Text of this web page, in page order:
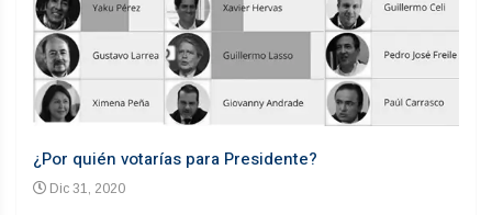
¿Por quién votarías para Presidente?
Dic 31, 2020